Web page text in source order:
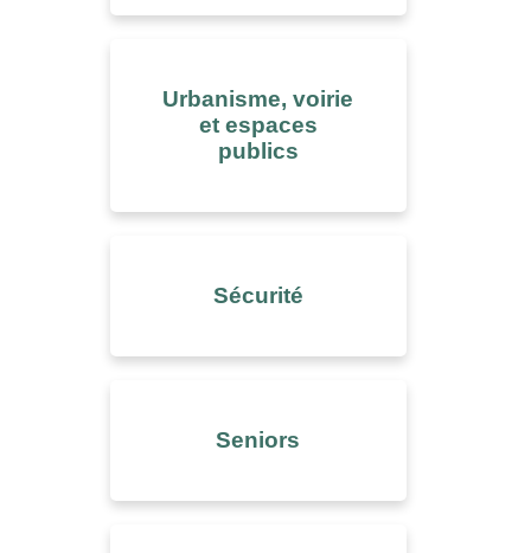
Urbanisme, voirie
et espaces
publics
Sécurité
Seniors